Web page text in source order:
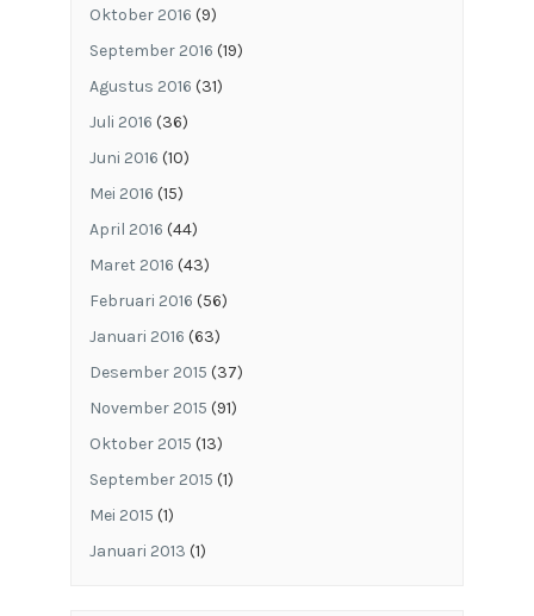
Oktober 2016 (9)
September 2016 (19)
Agustus 2016 (31)
Juli 2016 (36)
Juni 2016 (10)
Mei 2016 (15)
April 2016 (44)
Maret 2016 (43)
Februari 2016 (56)
Januari 2016 (63)
Desember 2015 (37)
November 2015 (91)
Oktober 2015 (13)
September 2015 (1)
Mei 2015 (1)
Januari 2013 (1)